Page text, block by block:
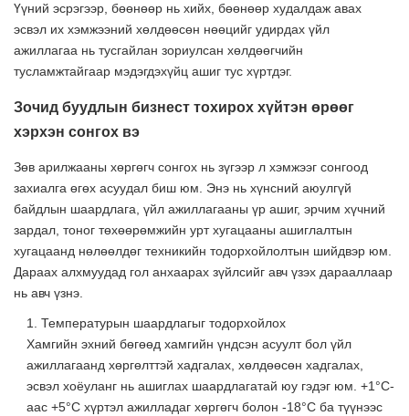
Үүний эсрэгээр, бөөнөөр нь хийх, бөөнөөр худалдаж авах
эсвэл их хэмжээний хөлдөөсөн нөөцийг удирдах үйл
ажиллагаа нь тусгайлан зориулсан хөлдөөгчийн
тусламжтайгаар мэдэгдэхүйц ашиг тус хүртдэг.
Зочид буудлын бизнест тохирох хүйтэн өрөөг
хэрхэн сонгох вэ
Зөв арилжааны хөргөгч сонгох нь зүгээр л хэмжээг сонгоод
захиалга өгөх асуудал биш юм. Энэ нь хүнсний аюулгүй
байдлын шаардлага, үйл ажиллагааны үр ашиг, эрчим хүчний
зардал, тоног төхөөрөмжийн урт хугацааны ашиглалтын
хугацаанд нөлөөлдөг техникийн тодорхойлолтын шийдвэр юм.
Дараах алхмуудад гол анхаарах зүйлсийг авч үзэх дарааллаар
нь авч үзнэ.
1. Температурын шаардлагыг тодорхойлох
Хамгийн эхний бөгөөд хамгийн үндсэн асуулт бол үйл
ажиллагаанд хөргөлттэй хадгалах, хөлдөөсөн хадгалах,
эсвэл хоёуланг нь ашиглах шаардлагатай юу гэдэг юм. +1°C-
аас +5°C хүртэл ажилладаг хөргөгч болон -18°C ба түүнээс